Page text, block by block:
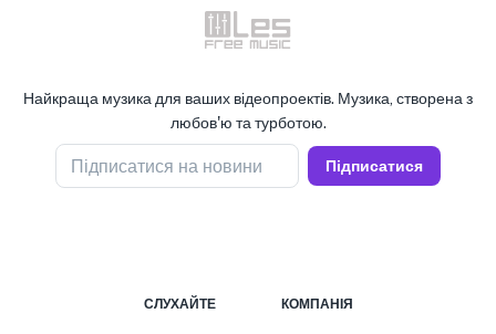
Найкраща музика для ваших відеопроектів. Музика, створена з
любов'ю та турботою.
Підписатися на новини Підписатися
СЛУХАЙТЕ КОМПАНІЯ